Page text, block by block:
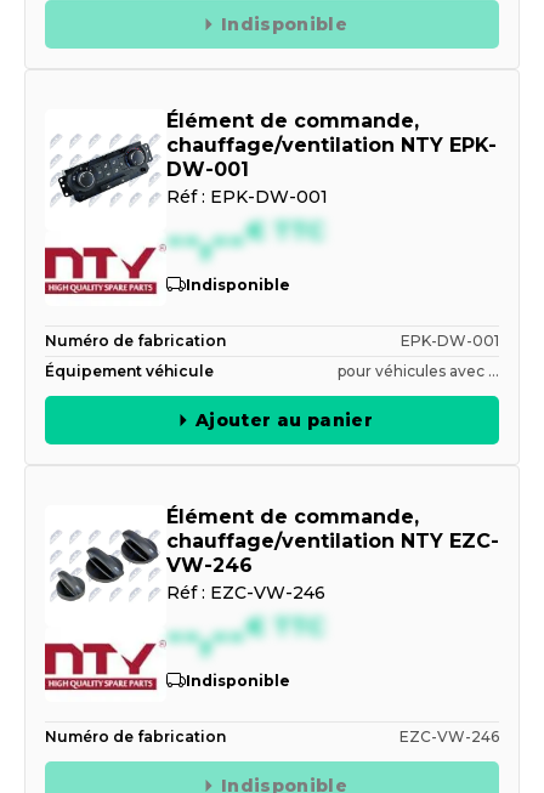
Indisponible
Élément de commande,
chauffage/ventilation NTY EPK-
DW-001
Réf : EPK-DW-001
--,--€ TTC
Indisponible
Numéro de fabrication
EPK-DW-001
Équipement véhicule
pour véhicules avec ...
Ajouter au panier
Élément de commande,
chauffage/ventilation NTY EZC-
VW-246
Réf : EZC-VW-246
--,--€ TTC
Indisponible
Numéro de fabrication EZC-VW-246
Indisponible